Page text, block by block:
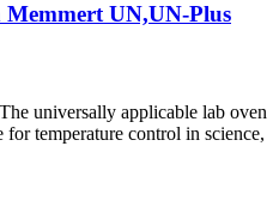
UN,UN-Plus
universally applicable lab oven
for temperature control in science,